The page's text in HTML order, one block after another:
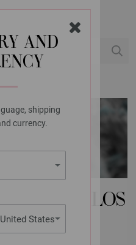
AND
shipping
currency.
States
| HILOS